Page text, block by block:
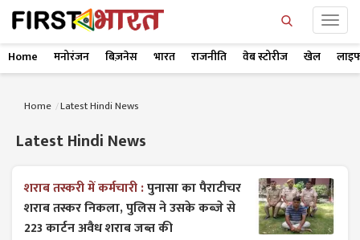
Home मनोरंजन बिज़नेस भारत राजनीति वेब स्टोरीज खेल
Home Latest Hindi News
Latest Hindi News
शराब तस्करी में कर्मचारी :पुनासा का पैराटीचर
शराब तस्कर निकला, पुलिस ने उसके कब्जे से
223 कार्टन अवैध शराब जब्त की